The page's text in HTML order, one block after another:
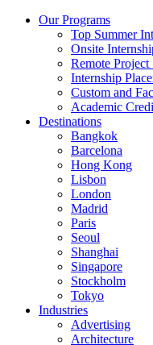
Our Programs
Top Summer
Onsite
Remote Project
Internship
Custom and
Academic
Destinations
Bangkok
Barcelona
Hong Kong
Lisbon
London
Madrid
Paris
Seoul
Shanghai
Singapore
Stockholm
Tokyo
Industries
Advertising
Architecture